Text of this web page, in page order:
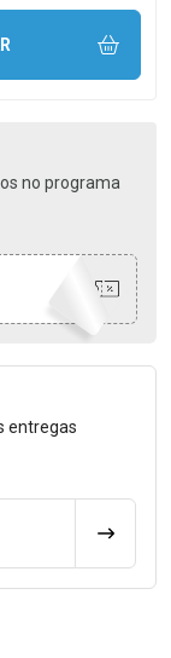
no programa
entregas